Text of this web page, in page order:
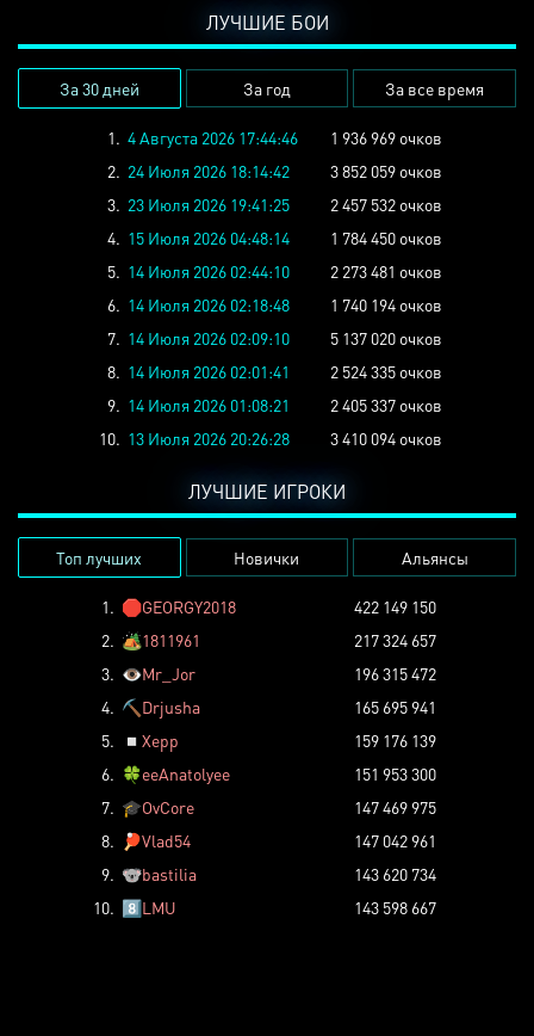
ЛУЧШИЕ БОИ
За 30 дней За год За все время
1. 4 Августа 2026 17:44:46
1 936 969 очков
2. 24 Июля 2026 18:14:42
3 852 059 очков
3. 23 Июля 2026 19:41:25
2 457 532 очков
4. 15 Июля 2026 04:48:14
1 784 450 очков
5. 14 Июля 2026 02:44:10
2 273 481 очков
6. 14 Июля 2026 02:18:48
1 740 194 очков
7. 14 Июля 2026 02:09:10
5 137 020 очков
8. 14 Июля 2026 02:01:41
2 524 335 очков
9. 14 Июля 2026 01:08:21
2 405 337 очков
10. 13 Июля 2026 20:26:28 3 410 094 очков
ЛУЧШИЕ ИГРОКИ
Топ лучших Новички Альянсы
1. 🛑GEORGY2018
422 149 150
2. 🏕️1811961
217 324 657
3. 👁️Mr_Jor
196 315 472
4. ⛏️ Drjusha
165 695 941
5.
◽ Xepp
159 176 139
6. 🍀eeAnatolyee
151 953 300
7. 🎓OvCore
147 469 975
8.
🏓Vlad54
147 042 961
9. 🐨bastilia
143 620 734
10. 8️⃣LMU 143 598 667